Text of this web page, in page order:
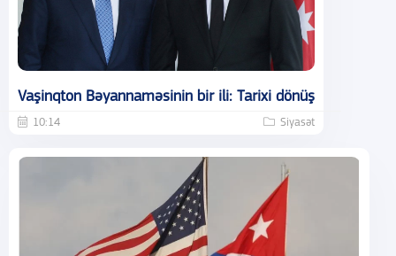
Vaşinqton Bəyannaməsinin bir ili: Tarixi dönüş
10:14 Siyasət